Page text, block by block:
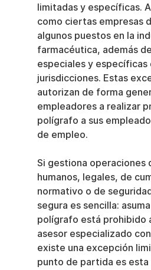
limitadas y específicas.
como ciertas empresas
algunos puestos en la
farmacéutica, además
especiales y específicas
jurisdicciones. Estas
autorizan de forma
empleadores a realizar
polígrafo a sus
de empleo.
Si gestiona operaciones
humanos, legales, de
normativo o de
segura es sencilla:
polígrafo está prohibido
asesor especializado
existe una excepción
punto de partida es esta